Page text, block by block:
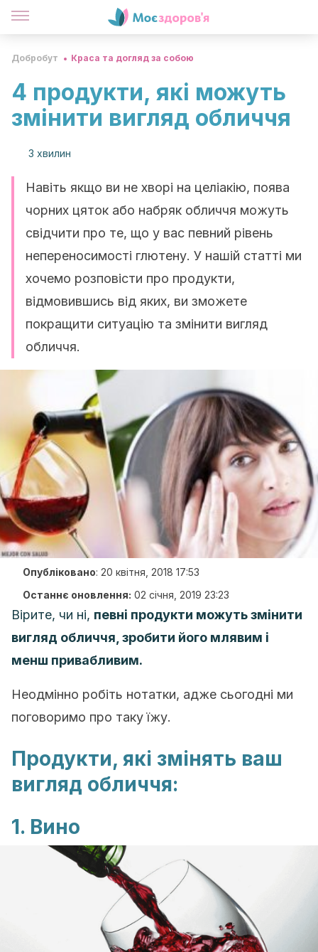
Добробут Краса та догляд за собою
4 продукти, які можуть
змінити вигляд обличчя
3 хвилин
Навіть якщо ви не хворі на целіакію, поява
чорних цяток або набряк обличчя можуть
свідчити про те, що у вас певний рівень
непереносимості глютену. У нашій статті ми
хочемо розповісти про продукти,
відмовившись від яких, ви зможете
покращити ситуацію та змінити вигляд
обличчя.
Опубліковано: 20 квітня, 2018 17:53
Останнє оновлення: 02 січня, 2019 23:23
Вірите, чи ні, певні продукти можуть змінити
вигляд обличчя , зробити його млявим і
менш привабливим.
Неодмінно робіть нотатки, адже сьогодні ми
поговоримо про таку їжу.
Продукти, які змінять ваш
вигляд обличчя:
1. Вино